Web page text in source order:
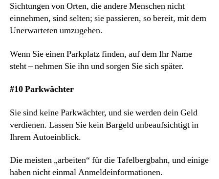
Sichtungen von Orten, die andere Menschen nicht
einnehmen, sind selten; sie passieren, so bereit, mit dem
Unerwarteten umzugehen.
Wenn Sie einen Parkplatz finden, auf dem Ihr Name
steht – nehmen Sie ihn und sorgen Sie sich später.
#10 Parkwächter
Sie sind keine Parkwächter, und sie werden dein Geld
verdienen. Lassen Sie kein Bargeld unbeaufsichtigt in
Ihrem Autoeinblick.
Die meisten „arbeiten“ für die Tafelbergbahn, und einige
haben nicht einmal Anmeldeinformationen.